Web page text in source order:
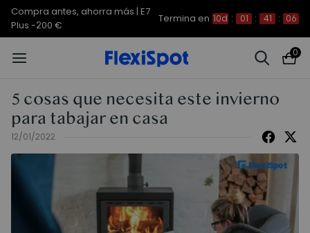
Compra antes, ahorra más | E7
Plus -200 €
Termina en 10d : 01 : 41 : 04
0
5 cosas que necesita este invierno
para tabajar en casa
12/01/2022